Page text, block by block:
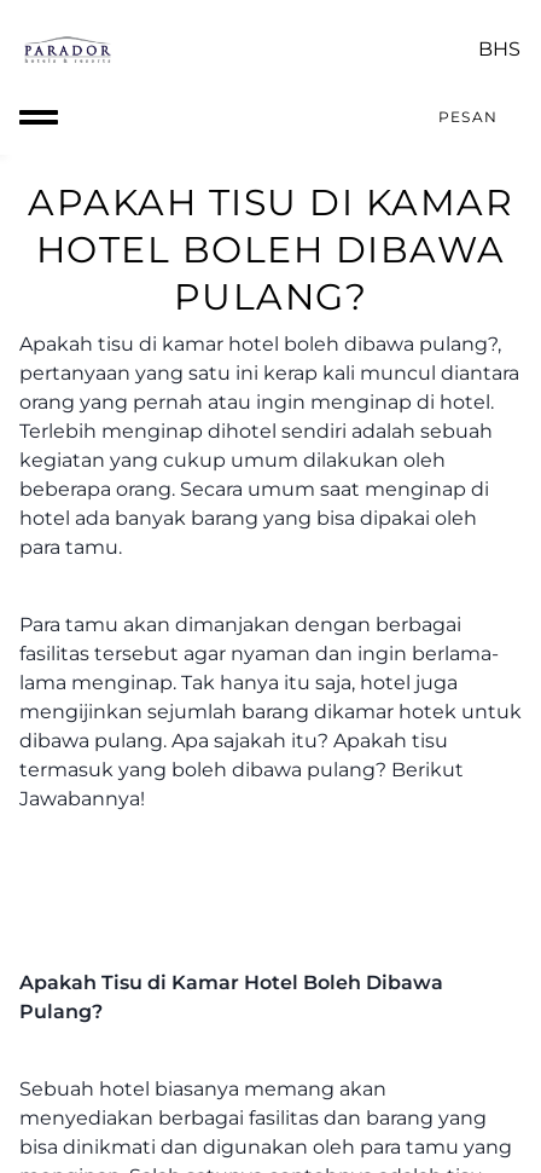
PESAN
APAKAH TISU DI KAMAR
HOTEL BOLEH DIBAWA
PULANG?
Apakah tisu di kamar hotel boleh dibawa pulang?,
pertanyaan yang satu ini kerap kali muncul diantara
orang yang pernah atau ingin menginap di hotel.
Terlebih menginap dihotel sendiri adalah sebuah
kegiatan yang cukup umum dilakukan oleh
beberapa orang. Secara umum saat menginap di
hotel ada banyak barang yang bisa dipakai oleh
para tamu.
Para tamu akan dimanjakan dengan berbagai
fasilitas tersebut agar nyaman dan ingin berlama-
lama menginap. Tak hanya itu saja, hotel juga
mengijinkan sejumlah barang dikamar hotek untuk
dibawa pulang. Apa sajakah itu? Apakah tisu
termasuk yang boleh dibawa pulang? Berikut
Jawabannya!
Apakah Tisu di Kamar Hotel Boleh Dibawa
Pulang?
Sebuah hotel biasanya memang akan
menyediakan berbagai fasilitas dan barang yang
bisa dinikmati dan digunakan oleh para tamu yang